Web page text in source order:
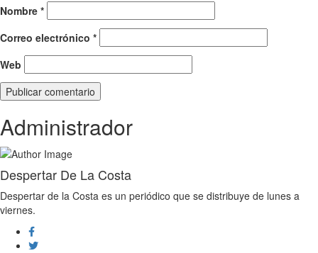
Nombre *
Correo electrónico *
Web
Administrador
Despertar De La Costa
Despertar de la Costa es un periódico que se distribuye de lunes a
viernes.